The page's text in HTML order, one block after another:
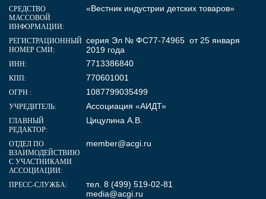
СРЕДСТВО
МАССОВОЙ
ИНФОРМАЦИИ:
«Вестник индустрии детских товаров»
РЕГИСТРАЦИОННЫЙ
НОМЕР СМИ:
серия Эл № ФС77-74965 от 25 января
2019 года
ИНН: 7713386840
КПП: 770601001
ОГРН : 1087799035499
УЧРЕДИТЕЛЬ: Ассоциация «АИДТ»
ГЛАВНЫЙ
РЕДАКТОР:
Цицулина А.В.
ОТДЕЛ ПО
ВЗАИМОДЕЙСТВИЮ
С УЧАСТНИКАМИ
АССОЦИАЦИИ:
member@acgi.ru
ПРЕСС-СЛУЖБА:
тел. 8 (499) 519-02-81
media@acgi.ru